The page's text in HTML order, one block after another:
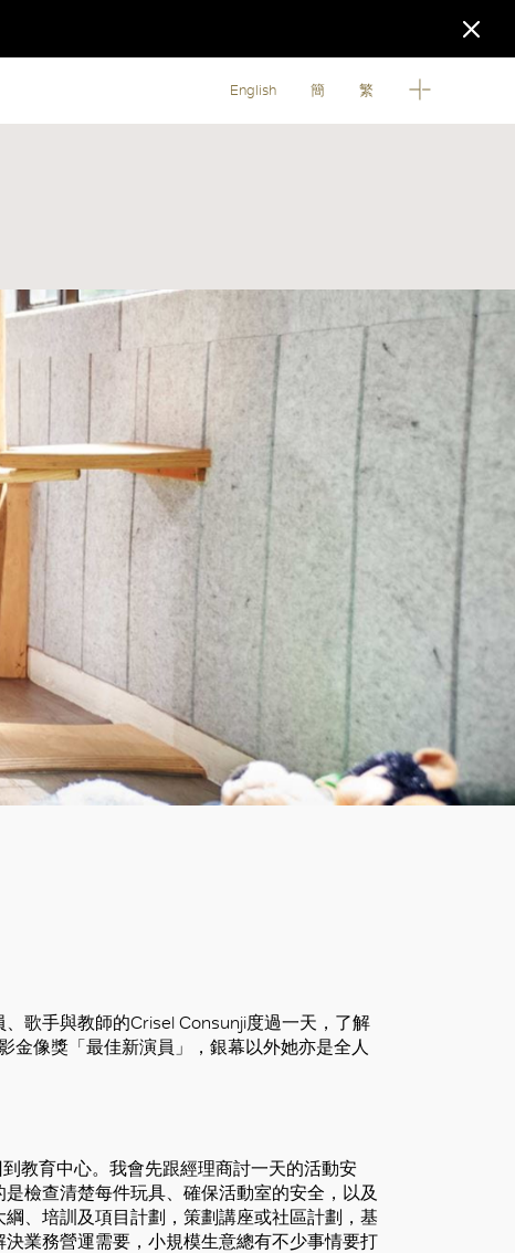
English 簡 繁
歌手與教師的Crisel Consunji度過一天，了解
像獎「最佳新演員」，銀幕以外她亦是全人
教育中心。我會先跟經理商討一天的活動安
檢查清楚每件玩具、確保活動室的安全，以及
、培訓及項目計劃，策劃講座或社區計劃，基
業務營運需要，小規模生意總有不少事情要打